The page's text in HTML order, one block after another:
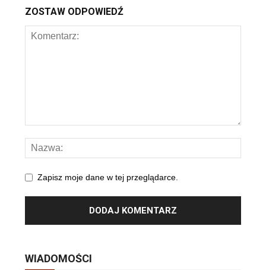
ZOSTAW ODPOWIEDŹ
Zapisz moje dane w tej przeglądarce.
WIADOMOŚCI